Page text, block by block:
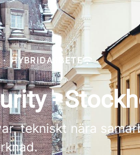
· HYBRIDARBETE
-
tekniskt nära